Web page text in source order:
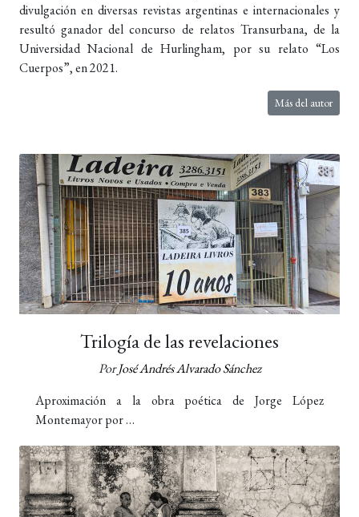
divulgación en diversas revistas argentinas e internacionales y
resultó ganador del concurso de relatos Transurbana, de la
Universidad Nacional de Hurlingham, por su relato “Los
Cuerpos”, en 2021.
Más del autor
Trilogía de las revelaciones
PorJosé Andrés Alvarado Sánchez
Aproximación a la obra poética de Jorge López
Montemayor por …